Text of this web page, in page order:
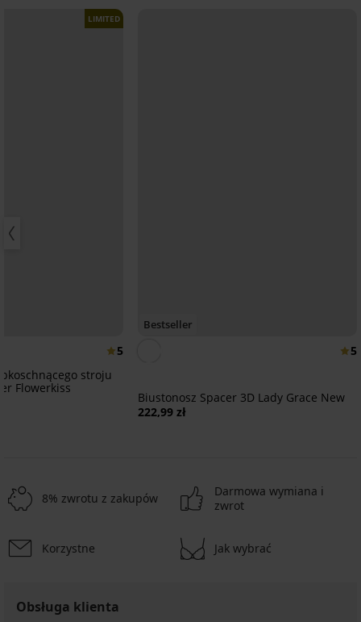
LIMITED
5
stroju
Flowerkiss
Bestseller
5
Biustonosz Spacer 3D Lady Grace New
222,99 zł
8% zwrotu z zakupów
Darmowa wymiana i
zwrot
Korzystne Jak wybrać
Obsługa klienta